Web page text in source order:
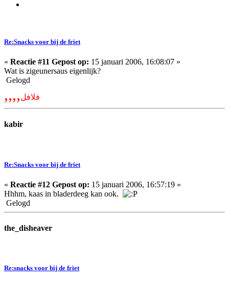
Re:Snacks voor bij de friet
« Reactie #11 Gepost op: 15 januari 2006, 16:08:07 »
Wat is zigeunersaus eigenlijk?
Gelogd
,,,,فلافل
kabir
Re:Snacks voor bij de friet
« Reactie #12 Gepost op: 15 januari 2006, 16:57:19 »
Hhhm, kaas in bladerdeeg kan ook.
Gelogd
the_disheaver
Re:snacks voor bij de friet